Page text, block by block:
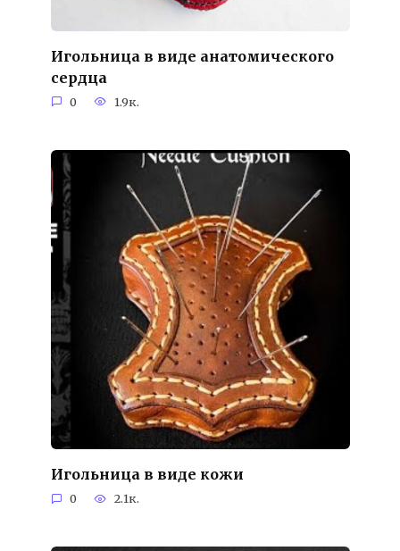
Игольница в виде анатомического
сердца
0 1.9к.
Игольница в виде кожи
0 2.1к.